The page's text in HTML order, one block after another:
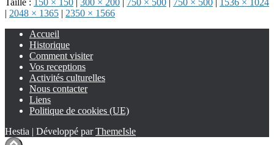
Taille : 150 × 150 | 300 × 200 | 750 × 500 | 750 × 500 | 1536 × 1024
| 2048 × 1365 | 2350 × 1566
Accueil
Historique
Comment visiter
Vos receptions
Activités culturelles
Nous contacter
Liens
Politique de cookies (UE)
Hestia | Développé parThemeIsle